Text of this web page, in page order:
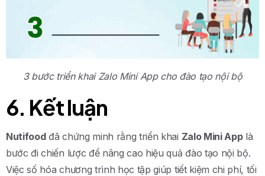
3 bước triển khai Zalo Mini App cho đào tạo nội bộ
6. Kết luận
Nutifoodđã chứng minh rằng triển khai Zalo Mini Applà
bước đi chiến lược để nâng cao hiệu quả đào tạo nội bộ.
Việc số hóa chương trình học tập giúp tiết kiệm chi phí, tối